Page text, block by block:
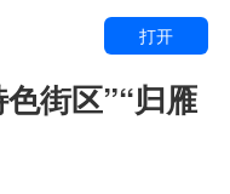
打开
街区”“归雁